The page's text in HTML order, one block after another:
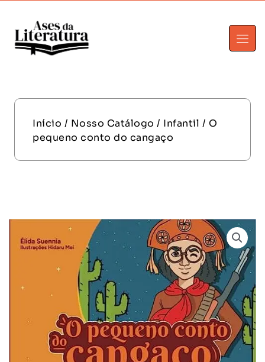
Início / Nosso Catálogo / Infantil / O
pequeno conto do cangaço